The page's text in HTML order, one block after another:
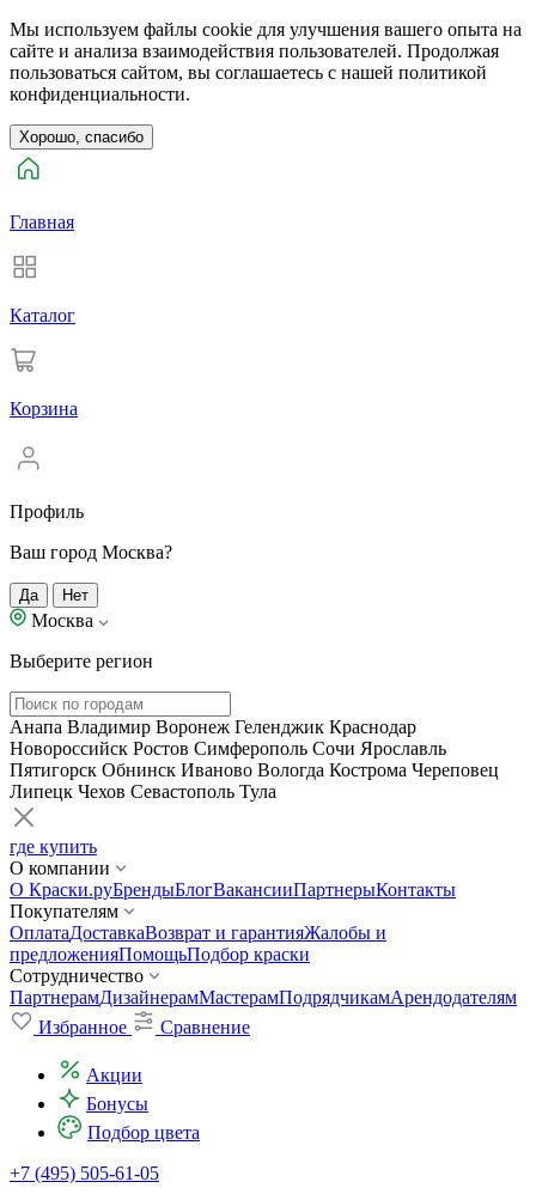
Мы используем файлы cookie для улучшения вашего опыта на
сайте и анализа взаимодействия пользователей. Продолжая
пользоваться сайтом, вы соглашаетесь с нашей политикой
конфиденциальности.
Хорошо, спасибо
Главная
Каталог
Корзина
Профиль
Ваш город Москва?
Да Нет
Москва
Выберите регион
Анапа Владимир Воронеж Геленджик Краснодар
Новороссийск Ростов Симферополь Сочи Ярославль
Пятигорск Обнинск Иваново Вологда Кострома Череповец
Липецк Чехов Севастополь Тула
где купить
О компании
О Краски.руБрендыБлогВакансииПартнерыКонтакты
Покупателям
ОплатаДоставкаВозврат и гарантияЖалобы и
предложенияПомощьПодбор краски
Сотрудничество
ПартнерамДизайнерамМастерамПодрядчикамАрендодателям
Избранное
Сравнение
Акции
Бонусы
Подбор цвета
+7 (495) 505-61-05